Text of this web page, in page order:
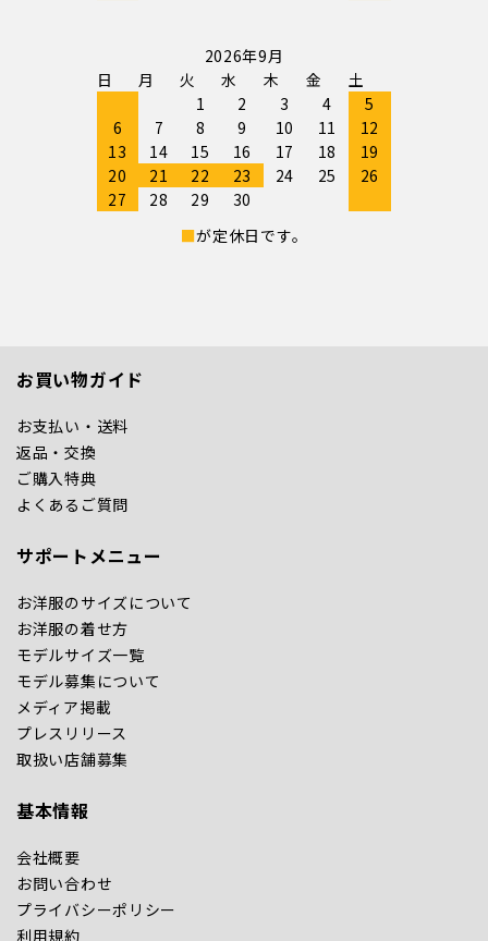
2026年9月
日
月 火 水 木 金
土
1
2 3 4
5
6
7 8 9 10 11
12
13
14 15 16 17 18
19
20
21 22 23 24 25
26
27
28 29
30
■が定休日です。
お買い物ガイド
お支払い・送料
返品・交換
ご購入特典
よくあるご質問
サポートメニュー
お洋服のサイズについて
お洋服の着せ方
モデルサイズ一覧
モデル募集について
メディア掲載
プレスリリース
取扱い店舗募集
基本情報
会社概要
お問い合わせ
プライバシーポリシー
利用規約